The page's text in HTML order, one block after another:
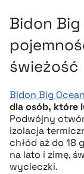
Bidon
świeżość
Bidon Big Ocean
dla osób, które
Podwójny
izolacja
chłód aż do 18
na lato i zimę,
wycieczki.